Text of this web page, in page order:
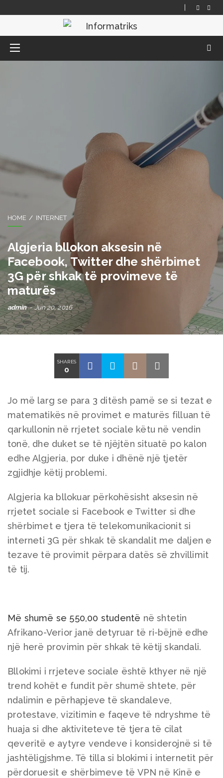
HOME INTERNET
Algjeria bllokon aksesin në
Facebook, Twitter dhe shërbimet
3G për shkak të provimeve të
maturës
admin Jun 20, 2016
SHARES
0
Jo më larg se para 3 ditësh pamë se si tezat e
matematikës në provimet e maturës filluan të
qarkullonin në rrjetet sociale këtu në vendin
tonë, dhe duket se të njëjtën situatë po kalon
edhe Algjeria, por duke i dhënë një tjetër
zgjidhje këtij problemi.
Algjeria ka bllokuar përkohësisht aksesin në
rrjetet sociale si Facebook e Twitter si dhe
shërbimet e tjera të telekomunikacionit si
interneti 3G për shkak të skandalit me daljen e
tezave të provimit përpara datës së zhvillimit
të tij.
Më shumë se 550,00 studentë në shtetin
Afrikano-Verior janë detyruar të ri-bëjnë edhe
një herë provimin për shkak të këtij skandali.
Bllokimi i rrjeteve sociale është kthyer në një
trend kohët e fundit për shumë shtete, për
ndalimin e përhapjeve të skandaleve,
protestave, vizitimin e faqeve të ndryshme të
huaja si dhe aktiviteteve të tjera të cilat
qeveritë e aytyre vendeve i konsiderojnë si të
jashtëligjshme. Të tilla si blokimi i internetit për
përdoruesit e shërbimeve të VPN në Kinë e